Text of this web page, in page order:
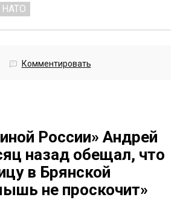
НАТО
Комментировать
России» Андрей
назад обещал, что
в Брянской
не проскочит»